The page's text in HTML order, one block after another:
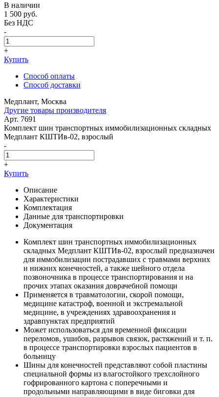
В наличии
1 500 руб.
Без НДС
-
+
Купить
Способ оплаты
Способ доставки
Медплант, Москва
Другие товары производителя
Арт. 7691
Комплект шин транспортных иммобилизационных складных
Медплант КШТИв-02, взрослый
-
+
Купить
Описание
Характеристики
Комплектация
Данные для транспортировки
Документация
Комплект шин транспортных иммобилизационных
складных Медплант КШТИв-02, взрослый предназначен
для иммобилизации пострадавших с травмами верхних
и нижних конечностей, а также шейного отдела
позвоночника в процессе транспортирования и на
прочих этапах оказания доврачебной помощи
Применяется в травматологии, скорой помощи,
медицине катастроф, военной и экстремальной
медицине, в учреждениях здравоохранения и
здравпунктах предприятий
Может использоваться для временной фиксации
переломов, ушибов, разрывов связок, растяжений и т. п.
в процессе транспортировки взрослых пациентов в
больницу
Шины для конечностей представляют собой пластины
специальной формы из влагостойкого трехслойного
гофрированного картона с поперечными и
продольными направляющими в виде биговки для